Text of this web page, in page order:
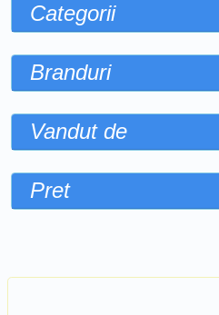
Categorii
Branduri
Vandut de
Pret